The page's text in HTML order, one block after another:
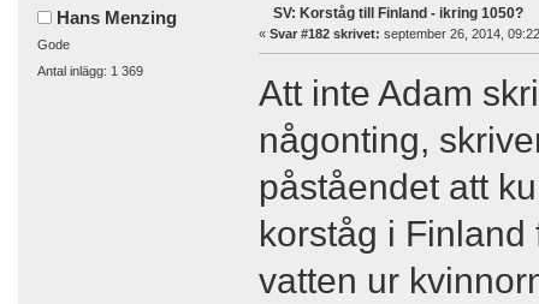
Hans Menzing
Gode
Antal inlägg: 1 369
SV: Korståg till Finland - ikring 1050?
« Svar #182 skrivet: september 26, 2014,
Att inte Adam
någonting,
påståendet att
korståg i
vatten ur